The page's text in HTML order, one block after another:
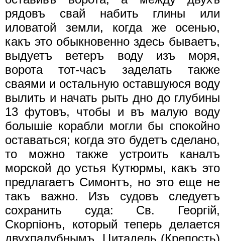
рядовъ свай набить глины или
иловатой земли, когда же осенью,
какъ это обыкновенно здесь бываетъ,
выдуетъ ветеръ воду изъ моря,
ворота тот-часъ заделать также
сваями и остальную оставшуюся воду
вылить и начать рыть дно до глубины
13 футовъ, чтобы и въ малую воду
болышiе корабли могли бы спокойно
оставаться; когда это будетъ сделано,
то можно также устроить каналъ
морской до устья Кутюрмы, какъ это
предлагаетъ Симонтъ, но это еще не
такъ важно. Изъ судовъ следуетъ
сохранить суда: Св. Георгiй,
Скорпiонъ, который теперь делается
двухпалубнымъ. Цитадель (Крепость)